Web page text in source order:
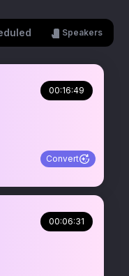
Speakers
00:16:49
Convert
00:06:31